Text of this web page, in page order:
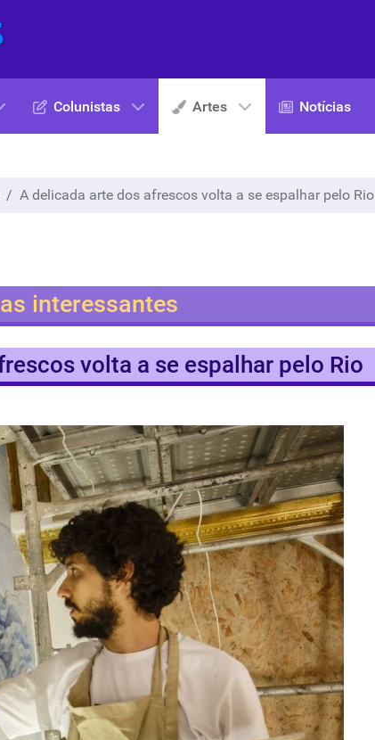
Colunistas Artes Notícias
A delicada arte dos afrescos volta a se espalhar pelo Rio
interessantes
volta a se espalhar pelo Rio